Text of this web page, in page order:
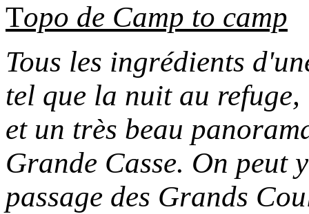
Topo de Camp to camp
Tous les ingrédients
tel que la nuit au
et un très beau
Grande Casse. On peut
passage des Grands